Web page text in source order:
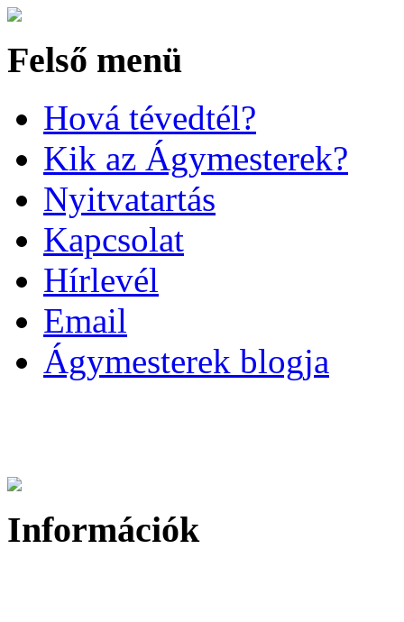
Felső menü
Hová tévedtél?
Kik az Ágymesterek?
Nyitvatartás
Kapcsolat
Hírlevél
Email
Ágymesterek blogja
Információk